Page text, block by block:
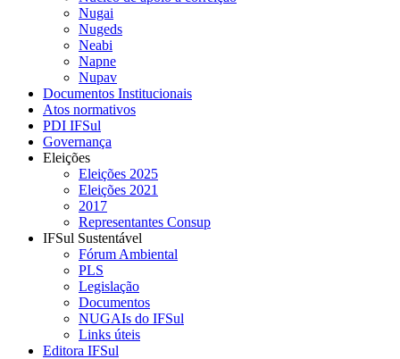
Nugai
Nugeds
Neabi
Napne
Nupav
Documentos Institucionais
Atos normativos
PDI IFSul
Governança
Eleições
Eleições 2025
Eleições 2021
2017
Representantes Consup
IFSul Sustentável
Fórum Ambiental
PLS
Legislação
Documentos
NUGAIs do IFSul
Links úteis
Editora IFSul